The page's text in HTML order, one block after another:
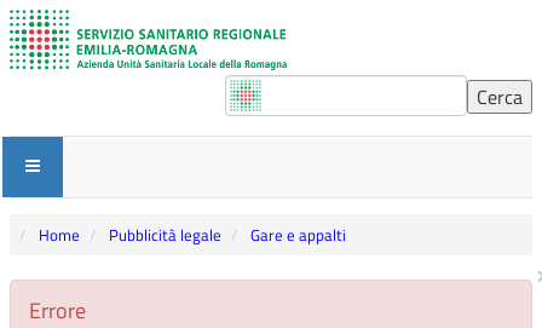
Home Pubblicità legale Gare e appalti
Errore